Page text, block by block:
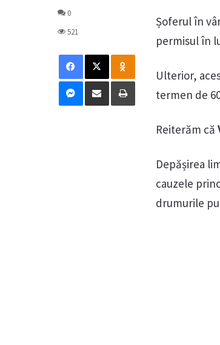
Șoferul în
permisul în
Ulterior,
termen de
Reiterăm că
Depășirea
cauzele
drumurile
0
521
Facebook
X Odnoklassniki
Messenger
Distribuie prin mail Tipărește